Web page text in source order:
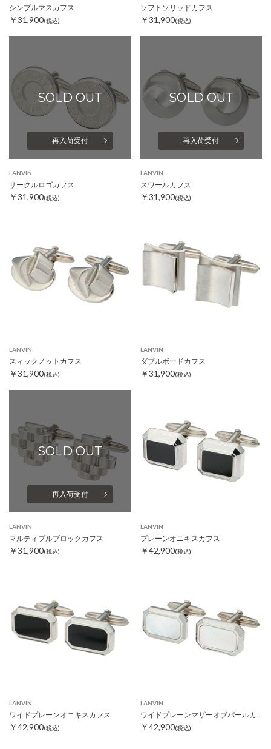
シンプルマスカフス
￥31,900(税込)
ソフトソリッドカフス
￥31,900(税込)
SOLD OUT
再入荷受付
LANVIN
サークルロゴカフス
￥31,900(税込)
SOLD OUT
再入荷受付
LANVIN
スワールカフス
￥31,900(税込)
LANVIN
スィックノットカフス
￥31,900(税込)
LANVIN
ダブルボードカフス
￥31,900(税込)
SOLD OUT
再入荷受付
LANVIN
マルティプルブロックカフス
￥31,900(税込)
LANVIN
プレーンオニキスカフス
￥42,900(税込)
LANVIN
ワイドプレーンオニキスカフス
￥42,900(税込)
LANVIN
ワイドプレーンマザーオブパールカフス
￥42,900(税込)